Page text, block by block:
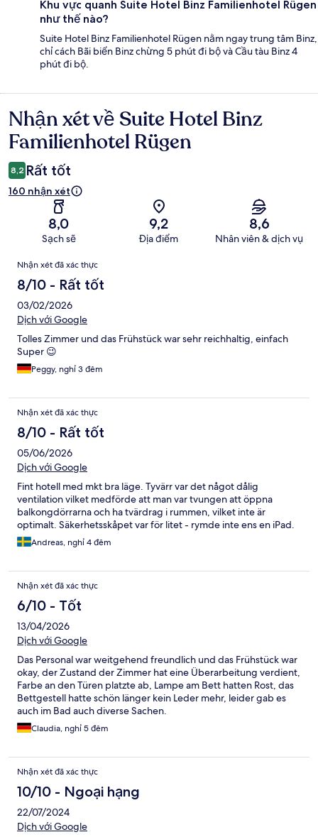
Khu vực quanh Suite Hotel Binz Familienhotel Rügen
như thế nào?
Suite Hotel Binz Familienhotel Rügen nằm ngay trung tâm Binz,
chỉ cách Bãi biển Binz chừng 5 phút đi bộ và Cầu tàu Binz 4
phút đi bộ.
Nhận
xét
Nhận xét về Suite Hotel Binz
Familienhotel Rügen
8,2 Rất tốt
160 nhận xét
8,0
Sạch sẽ
9,2
Địa điểm
8,6
Nhân viên & dịch vụ
Nhận
xét
Nhận xét đã xác thực
8/10 - Rất tốt
03/02/2026
Dịch với Google
Tolles Zimmer und das Frühstück war sehr reichhaltig, einfach
Super 😉
Peggy, nghỉ 3 đêm
Nhận xét đã xác thực
8/10 - Rất tốt
05/06/2026
Dịch với Google
Fint hotell med mkt bra läge. Tyvärr var det något dålig
ventilation vilket medförde att man var tvungen att öppna
balkongdörrarna och ha tvärdrag i rummen, vilket inte är
optimalt. Säkerhetsskåpet var för litet - rymde inte ens en iPad.
Andreas, nghỉ 4 đêm
Nhận xét đã xác thực
6/10 - Tốt
13/04/2026
Dịch với Google
Das Personal war weitgehend freundlich und das Frühstück war
okay, der Zustand der Zimmer hat eine Überarbeitung verdient,
Farbe an den Türen platzte ab, Lampe am Bett hatten Rost, das
Bettgestell hatte schön länger kein Leder mehr, leider gab es
auch im Bad auch diverse Sachen.
Claudia, nghỉ 5 đêm
Nhận xét đã xác thực
10/10 - Ngoại hạng
22/07/2024
Dịch với Google